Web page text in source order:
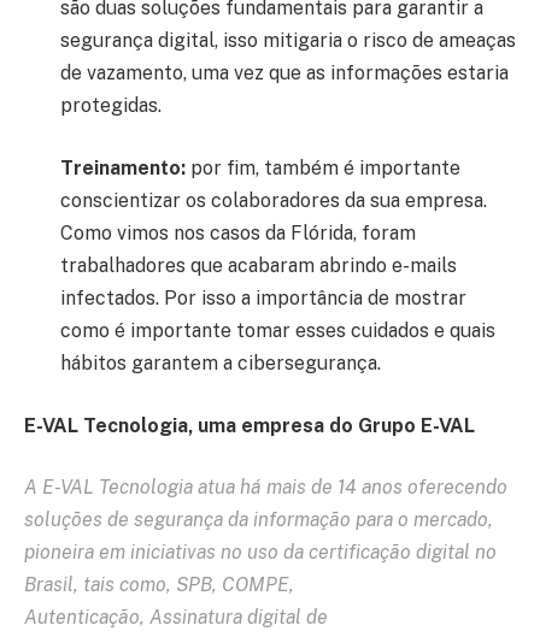
são duas soluções fundamentais para garantir a
segurança digital, isso mitigaria o risco de ameaças
de vazamento, uma vez que as informações estaria
protegidas.
Treinamento: por fim, também é importante
conscientizar os colaboradores da sua empresa.
Como vimos nos casos da Flórida, foram
trabalhadores que acabaram abrindo e-mails
infectados. Por isso a importância de mostrar
como é importante tomar esses cuidados e quais
hábitos garantem a cibersegurança.
E-VAL Tecnologia, uma empresa do Grupo E-VAL
A E-VAL Tecnologia atua há mais de 14 anos oferecendo
soluções de segurança da informação para o mercado,
pioneira em iniciativas no uso da certificação digital no
Brasil, tais como, SPB, COMPE,
Autenticação, Assinatura digital de